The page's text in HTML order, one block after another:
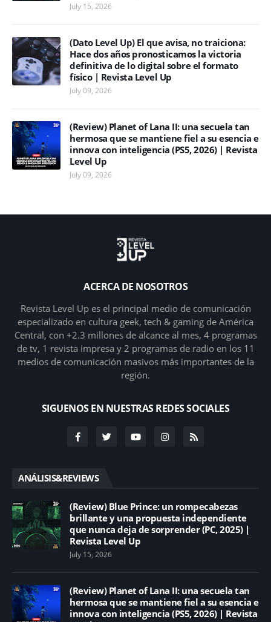
July 15, 2026
(Dato Level Up) El que avisa, no traiciona:
Hace dos años pronosticamos la victoria
definitiva de lo digital sobre el formato
físico | Revista Level Up
July 09, 2026
(Review) Planet of Lana II: una secuela tan
hermosa que se mantiene fiel a su esencia e
innova con inteligencia (PS5, 2026) | Revista
Level Up
July 09, 2026
ACERCA DE NOSOTROS
Revista Level Up es el principal medio de comunicación
especializado en cultura geek, tech & gaming de América
Central, con +2.3 millones de alcance al mes, 4 programas
de tv, 1 revista impresa y 2 programas de radio en los 11
medios de comunicación masivos más importantes de la
región.
SIGUENOS EN NUESTRAS REDES SOCIALES
ANÁLISIS&REVIEWS
(Review) Blue Prince: un rompecabezas
brillante y una propuesta independiente
que nunca deja de sorprender (PC, 2025) |
Revista Level Up
July 15, 2026
(Review) Planet of Lana II: una secuela tan
hermosa que se mantiene fiel a su esencia e
innova con inteligencia (PS5, 2026) | Revista